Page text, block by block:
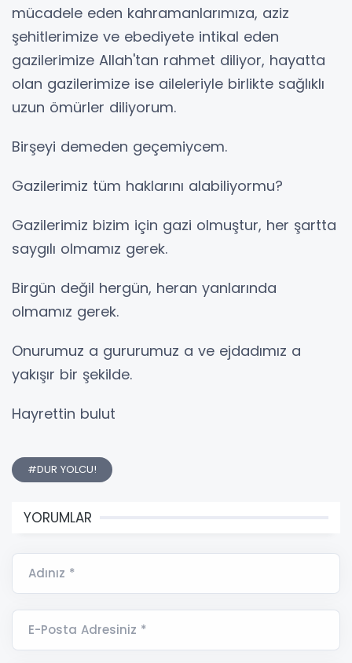
mücadele eden kahramanlarımıza, aziz
şehitlerimize ve ebediyete intikal eden
gazilerimize Allah'tan rahmet diliyor, hayatta
olan gazilerimize ise aileleriyle birlikte sağlıklı
uzun ömürler diliyorum.
Birşeyi demeden geçemiycem.
Gazilerimiz tüm haklarını alabiliyormu?
Gazilerimiz bizim için gazi olmuştur, her şartta
saygılı olmamız gerek.
Birgün değil hergün, heran yanlarında
olmamız gerek.
Onurumuz a gururumuz a ve ejdadımız a
yakışır bir şekilde.
Hayrettin bulut
#DUR YOLCU!
YORUMLAR
Adınız *
E-Posta Adresiniz *